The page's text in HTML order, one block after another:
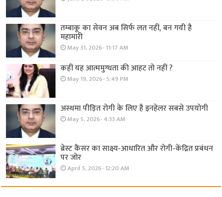
तम्बाकू का सेवन अब सिर्फ लत नहीं, बन गयी है
महामारी
May 31, 2026- 11:17 AM
कहीं यह आत्ममुग्धता की आहट तो नहीं ?
May 19, 2026- 5:49 PM
अस्थमा पीड़ित रोगी के लिए है इनहेलर सबसे उपयोगी
May 5, 2026- 4:33 AM
ब्रेस्ट कैंसर का साक्ष्य-आधारित और रोगी-केंद्रित प्रबंधन
पर जोर
April 5, 2026- 12:20 AM